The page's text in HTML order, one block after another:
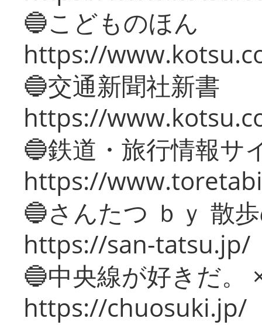
🔵こどものほん
https://
🔵交通新聞社新書
https://
🔵鉄道・旅行情報サ
https://
🔵さんたつ ｂｙ 散
https://san-tatsu.jp/
🔵中央線が好きだ。
https://chuosuki.jp/